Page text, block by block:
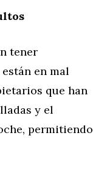
tener
en mal
que han
y el
permitiendo